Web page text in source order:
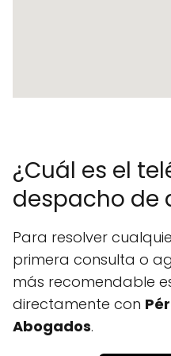
¿Cuál es el
despacho de
Para resolver
primera consulta o
más recomendable
directamente con
Abogados.